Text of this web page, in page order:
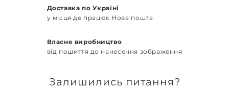
Доставка по Україні
у місця де працює Нова пошта
Власне виробництво
від пошиття до нанесення зображення
Залишились питання?